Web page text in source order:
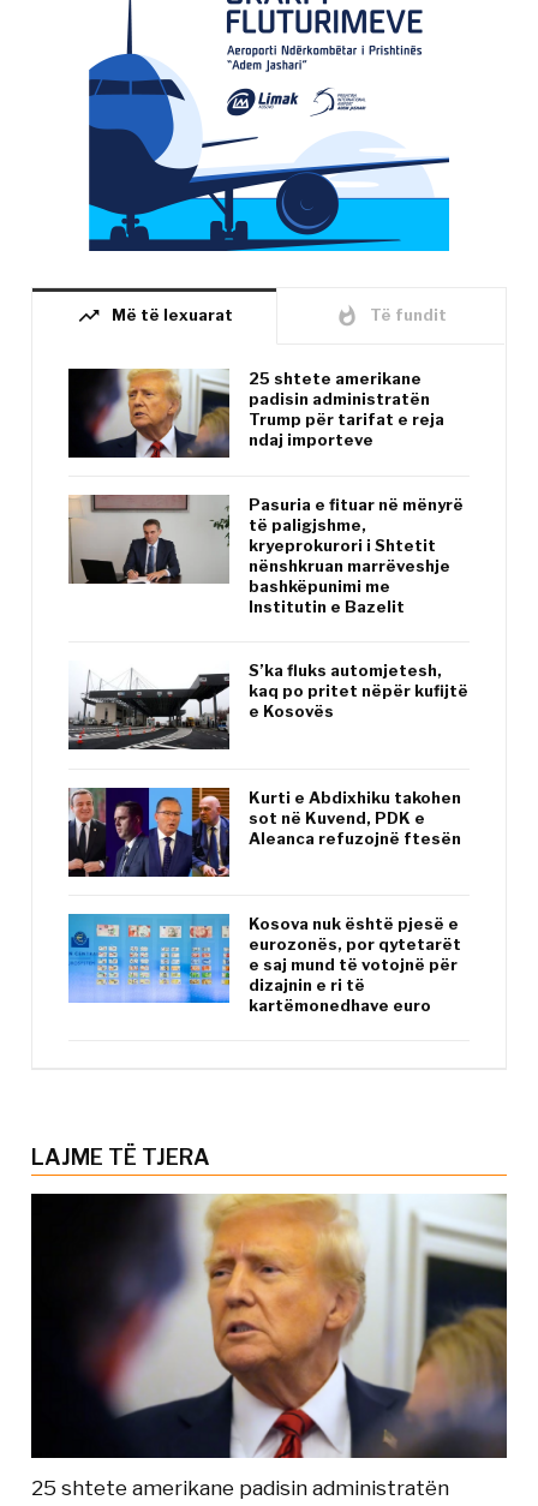
trending_up Më të lexuarat whatshot Të fundit
25 shtete amerikane
padisin administratën
Trump për tarifat e reja
ndaj importeve
Pasuria e fituar në mënyrë
të paligjshme,
kryeprokurori i Shtetit
nënshkruan marrëveshje
bashkëpunimi me
Institutin e Bazelit
S’ka fluks automjetesh,
kaq po pritet nëpër kufijtë
e Kosovës
Kurti e Abdixhiku takohen
sot në Kuvend, PDK e
Aleanca refuzojnë ftesën
Kosova nuk është pjesë e
eurozonës, por qytetarët
e saj mund të votojnë për
dizajnin e ri të
kartëmonedhave euro
LAJME TË TJERA
25 shtete amerikane padisin administratën